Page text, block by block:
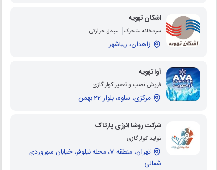
اشکان تهویه
سردخانه متحرک مبدل حرارتی
زاهدان، زیباشهر
آوا تهویه
فروش نصب و تعمیر کولر گازی
مرکزی، ساوه، بلوار 22 بهمن
شرکت روشا انرژی پارتاک
تولید کولر گازی
تهران، منطقه 7، محله نیلوفر، خیابان سهروردی
شمالی